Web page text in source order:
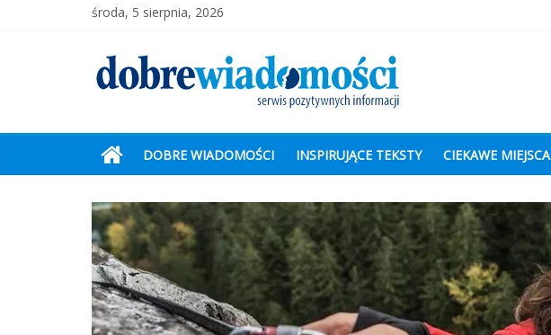
środa, 5 sierpnia, 2026
DOBRE WIADOMOŚCI INSPIRUJĄCE TEKSTY CIEKAWE MIEJSCA